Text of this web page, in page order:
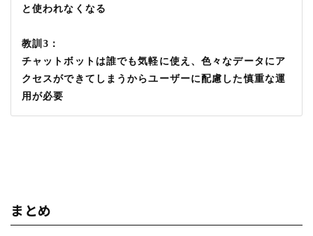
と使われなくなる
教訓3：
チャットボットは誰でも気軽に使え、色々なデータにア
クセスができてしまうからユーザーに配慮した慎重な運
用が必要
まとめ